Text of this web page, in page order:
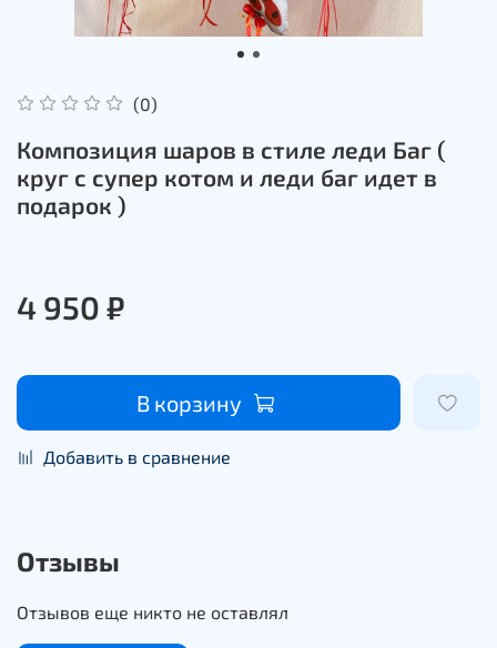
(0)
Композиция шаров в стиле леди Баг (
круг с супер котом и леди баг идет в
подарок )
4 950 ₽
В корзину
Добавить в сравнение
Отзывы
Отзывов еще никто не оставлял